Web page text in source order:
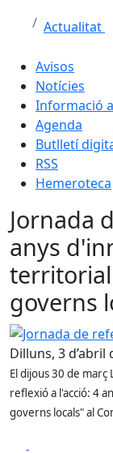
Actualitat
Avisos
Notícies
Informació
Agenda
Butlletí
RSS
Hemeroteca
Jornada
anys
territorial
governs
Jornada de
Dilluns, 3 d’abril
El dijous 30 de març
reflexió a l'acció: 4
governs locals" al